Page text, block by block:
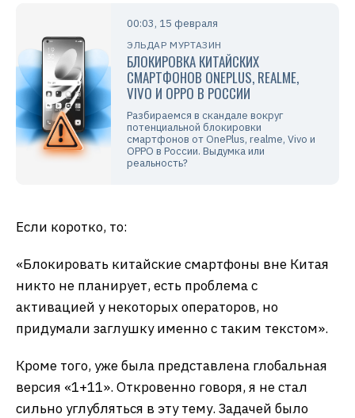
00:03, 15 февраля
ЭЛЬДАР МУРТАЗИН
БЛОКИРОВКА КИТАЙСКИХ
СМАРТФОНОВ ONEPLUS, REALME,
VIVO И OPPO В РОССИИ
Разбираемся в скандале вокруг
потенциальной блокировки
смартфонов от OnePlus, realme, Vivo и
OPPO в России. Выдумка или
реальность?
Если коротко, то:
«Блокировать китайские смартфоны вне Китая
никто не планирует, есть проблема с
активацией у некоторых операторов, но
придумали заглушку именно с таким текстом».
Кроме того, уже была представлена глобальная
версия «1+11». Откровенно говоря, я не стал
сильно углубляться в эту тему. Задачей было